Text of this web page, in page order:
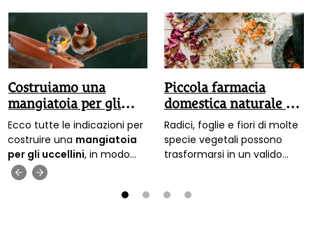
Costruiamo una
mangiatoia per gli
uccellini
Ecco tutte le indicazioni per
costruire una mangiatoia
per gli uccellini, in modo
che possano trovare cibo a
loro gradito e allietare il
Piccola farmacia
domestica naturale fai
da te
Radici, foglie e fiori di molte
specie vegetali possono
trasformarsi in un valido
possiamo trovarci di fronte.